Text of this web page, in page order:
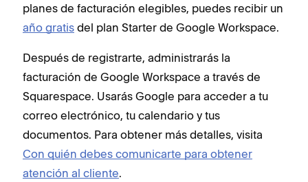
planes de facturación elegibles, puedes recibir un
año gratis del plan Starter de Google Workspace.
Después de registrarte, administrarás la
facturación de Google Workspace a través de
Squarespace. Usarás Google para acceder a tu
correo electrónico, tu calendario y tus
documentos. Para obtener más detalles, visita
Con quién debes comunicarte para obtener
atención al cliente.